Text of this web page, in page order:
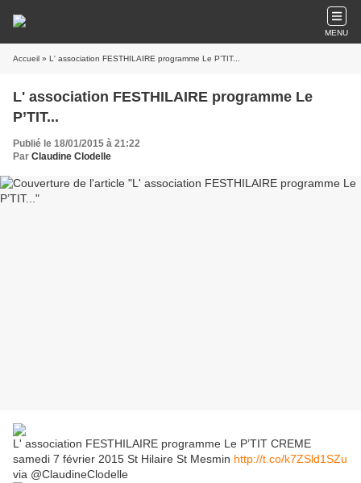
MENU
Accueil » L' association FESTHILAIRE programme Le P’TIT...
L' association FESTHILAIRE programme Le
P’TIT...
Publié le 18/01/2015 à 21:22
Par Claudine Clodelle
L' association FESTHILAIRE programme Le P’TIT CREME
samedi 7 février 2015 St Hilaire St Mesmin http://t.co/k7ZSld1SZu
via @ClaudineClodelle